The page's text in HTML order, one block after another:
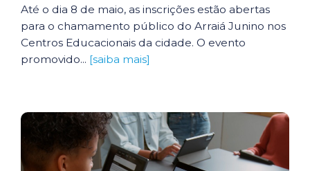
Até o dia 8 de maio, as inscrições estão abertas
para o chamamento público do Arraiá Junino nos
Centros Educacionais da cidade. O evento
promovido... [saiba mais]